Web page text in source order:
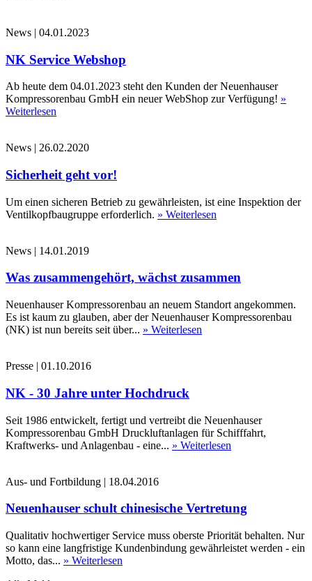
News | 04.01.2023
NK Service Webshop
Ab heute dem 04.01.2023 steht den Kunden der Neuenhauser
Kompressorenbau GmbH ein neuer WebShop zur Verfügung! »
Weiterlesen
News | 26.02.2020
Sicherheit geht vor!
Um einen sicheren Betrieb zu gewährleisten, ist eine Inspektion der
Ventilkopfbaugruppe erforderlich. » Weiterlesen
News | 14.01.2019
Was zusammengehört, wächst zusammen
Neuenhauser Kompressorenbau an neuem Standort angekommen.
Es ist kaum zu glauben, aber der Neuenhauser Kompressorenbau
(NK) ist nun bereits seit über... » Weiterlesen
Presse | 01.10.2016
NK - 30 Jahre unter Hochdruck
Seit 1986 entwickelt, fertigt und vertreibt die Neuenhauser
Kompressorenbau GmbH Druckluftanlagen für Schifffahrt,
Kraftwerks- und Anlagenbau - eine... » Weiterlesen
Aus- und Fortbildung | 18.04.2016
Neuenhauser schult chinesische Vertretung
Qualitativ hochwertiger Service muss oberste Priorität behalten. Nur
so kann eine langfristige Kundenbindung gewährleistet werden - ein
Motto, das... » Weiterlesen